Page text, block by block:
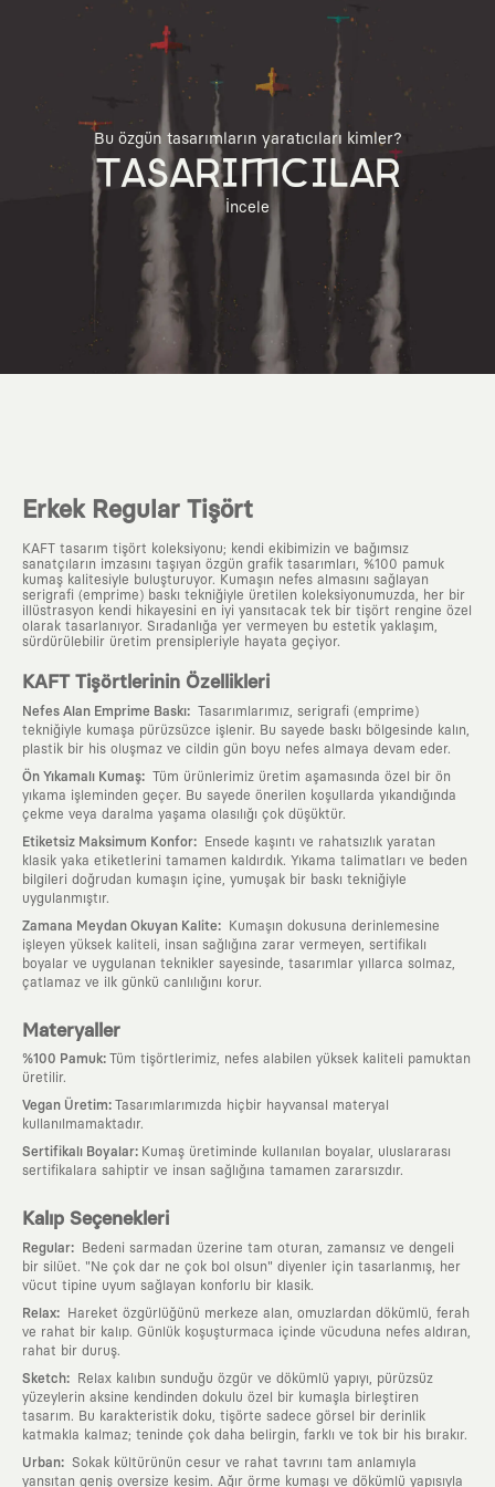
Bu özgün tasarımların yaratıcıları kimler?
TASARIMCILAR
İncele
Erkek Regular Tişört
KAFT tasarım tişört koleksiyonu; kendi ekibimizin ve bağımsız
sanatçıların imzasını taşıyan özgün grafik tasarımları, %100 pamuk
kumaş kalitesiyle buluşturuyor. Kumaşın nefes almasını sağlayan
serigrafi (emprime) baskı tekniğiyle üretilen koleksiyonumuzda, her bir
illüstrasyon kendi hikayesini en iyi yansıtacak tek bir tişört rengine özel
olarak tasarlanıyor. Sıradanlığa yer vermeyen bu estetik yaklaşım,
sürdürülebilir üretim prensipleriyle hayata geçiyor.
KAFT Tişörtlerinin Özellikleri
Nefes Alan Emprime Baskı: Tasarımlarımız, serigrafi (emprime)
tekniğiyle kumaşa pürüzsüzce işlenir. Bu sayede baskı bölgesinde kalın,
plastik bir his oluşmaz ve cildin gün boyu nefes almaya devam eder.
Ön Yıkamalı Kumaş: Tüm ürünlerimiz üretim aşamasında özel bir ön
yıkama işleminden geçer. Bu sayede önerilen koşullarda yıkandığında
çekme veya daralma yaşama olasılığı çok düşüktür.
Etiketsiz Maksimum Konfor:
Ensede kaşıntı ve rahatsızlık yaratan
klasik yaka etiketlerini tamamen kaldırdık. Yıkama talimatları ve beden
bilgileri doğrudan kumaşın içine, yumuşak bir baskı tekniğiyle
uygulanmıştır.
Zamana Meydan Okuyan Kalite:
Kumaşın dokusuna derinlemesine
işleyen yüksek kaliteli, insan sağlığına zarar vermeyen, sertifikalı
boyalar ve uygulanan teknikler sayesinde, tasarımlar yıllarca solmaz,
çatlamaz ve ilk günkü canlılığını korur.
Materyaller
%100 Pamuk:
Tüm tişörtlerimiz, nefes alabilen yüksek kaliteli pamuktan
üretilir.
Vegan Üretim:
Tasarımlarımızda hiçbir hayvansal materyal
kullanılmamaktadır.
Sertifikalı Boyalar: Kumaş üretiminde kullanılan boyalar, uluslararası
sertifikalara sahiptir ve insan sağlığına tamamen zararsızdır.
Kalıp Seçenekleri
Regular:
Bedeni sarmadan üzerine tam oturan, zamansız ve dengeli
bir silüet. "Ne çok dar ne çok bol olsun" diyenler için tasarlanmış, her
vücut tipine uyum sağlayan konforlu bir klasik.
Relax:
Hareket özgürlüğünü merkeze alan, omuzlardan dökümlü, ferah
ve rahat bir kalıp. Günlük koşuşturmaca içinde vücuduna nefes aldıran,
rahat bir duruş.
Sketch:
Relax kalıbın sunduğu özgür ve dökümlü yapıyı, pürüzsüz
yüzeylerin aksine kendinden dokulu özel bir kumaşla birleştiren
tasarım. Bu karakteristik doku, tişörte sadece görsel bir derinlik
katmakla kalmaz; teninde çok daha belirgin, farklı ve tok bir his bırakır.
Urban: Sokak kültürünün cesur ve rahat tavrını tam anlamıyla
yansıtan geniş oversize kesim. Ağır örme kumaşı ve dökümlü yapısıyla